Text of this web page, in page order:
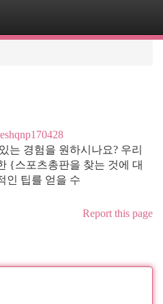
는 경험을 원하시나요? 우리
{스포츠총판을 찾는 것에 대
인 팁를 얻을 수
Report this page